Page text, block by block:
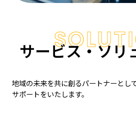
サービス・ソリ
地域の未来を共に創るパートナーとし
サポートをいたします。